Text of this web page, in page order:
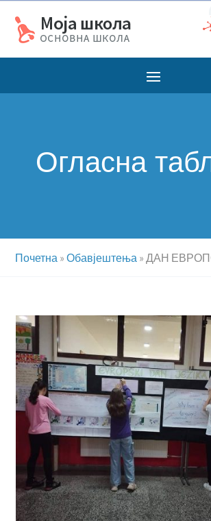
Огласна
Почетна »Обавјештења »ДАН